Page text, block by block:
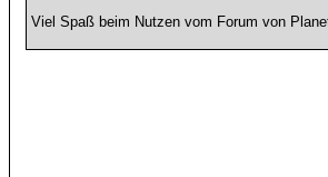
Viel Spaß beim Nutzen vom Forum von